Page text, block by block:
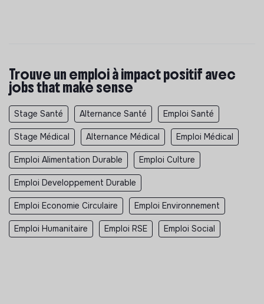
Trouve un emploi à impact positif avec
jobs that make sense
Stage Santé Alternance Santé Emploi Santé
Stage Médical Alternance Médical Emploi Médical
Emploi Alimentation Durable Emploi Culture
Emploi Developpement Durable
Emploi Economie Circulaire Emploi Environnement
Emploi Humanitaire Emploi RSE Emploi Social